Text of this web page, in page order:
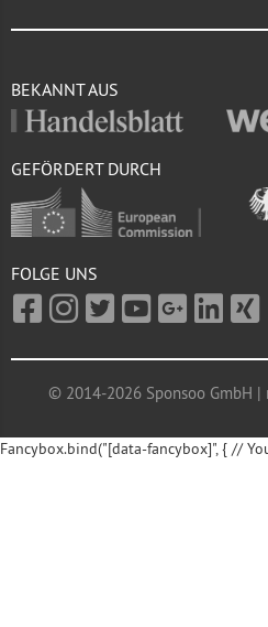
BEKANNT AUS
GEFÖRDERT DURCH
FOLGE UNS
© 2014-2026 Sponsoo GmbH
Fancybox.bind("[data-fancybox]", { //